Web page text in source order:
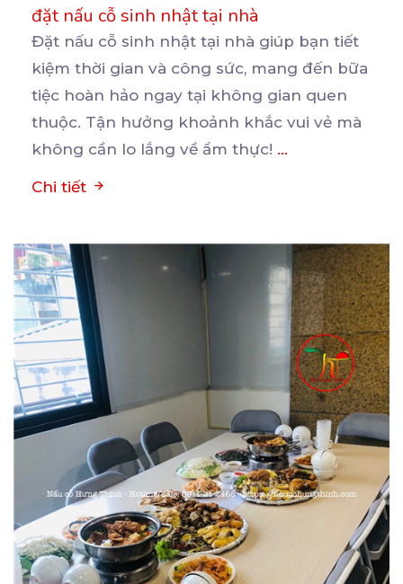
đặt nấu cỗ sinh nhật tại nhà
Đặt nấu cỗ sinh nhật tại nhà giúp bạn tiết
kiệm thời gian và công sức, mang đến bữa
tiệc hoàn hảo ngay tại không gian quen
thuộc. Tận hưởng khoảnh khắc vui vẻ mà
không cần lo lắng về ẩm thực! ...
Chi tiết